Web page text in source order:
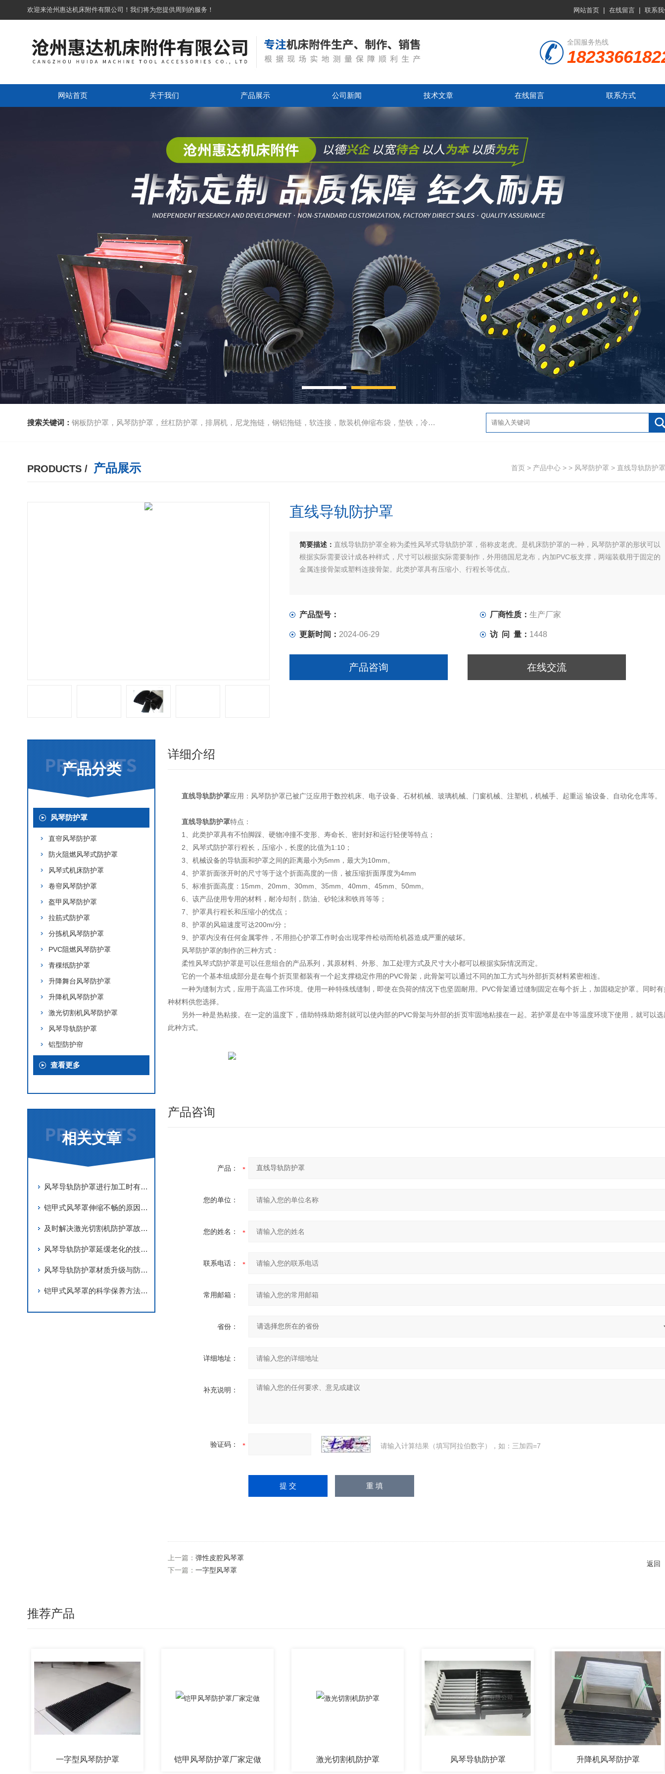
欢迎来沧州惠达机床附件有限公司！我们将为您提供周到的服务！ 网站首页 | 在线留言 | 联系
全国服务热线
网站首页 关于我们 产品展示 公司新闻 技术文章 在线留言 联系方式
搜索关键词： 钢板防护罩，风琴防护罩，丝杠防护罩，排屑机，尼龙拖链，钢铝拖链，软连接，散装机伸缩布袋，垫铁，冷却管，刮屑板
PRODUCTS / 产品展示 首页 > 产品中心 > > 风琴防护罩 > 直线导轨防护罩
直线导轨防护罩
简要描述： 直线导轨防护罩全称为柔性风琴式导轨防护罩，俗称皮老虎。是机床防护罩的一种，风琴防护罩的形状可以
根据实际需要设计成各种样式，尺寸可以根据实际需要制作，外用德国尼龙布，内加PVC板支撑，两端装载用于固定的
金属连接骨架或塑料连接骨架。此类护罩具有压缩小、行程长等优点。
产品型号： 厂商性质： 生产厂家
更新时间： 2024-06-29 访 问 量： 1448
产品咨询 在线交流
产品分类
风琴防护罩
直帘风琴防护罩
防火阻燃风琴式防护罩
风琴式机床防护罩
卷帘风琴防护罩
盔甲风琴防护罩
拉筋式防护罩
分拣机风琴防护罩
PVC阻燃风琴防护罩
青稞纸防护罩
升降舞台风琴防护罩
升降机风琴防护罩
激光切割机风琴防护罩
风琴导轨防护罩
铝型防护帘
查看更多
相关文章
风琴导轨防护罩进行加工时有哪些要求
铠甲式风琴罩伸缩不畅的原因有哪些？
及时解决激光切割机防护罩故障是实现长期稳定防护的关键
风琴导轨防护罩延缓老化的技术手段
风琴导轨防护罩材质升级与防护优化
铠甲式风琴罩的科学保养方法分享
详细介绍
直线导轨防护罩应用：风琴防护罩已被广泛应用于数控机床、电子设备、石材机械、玻璃机械、门窗机械、注塑机，机械手、起重运 输设备、自动化仓库等。
直线导轨防护罩特点：
1、此类护罩具有不怕脚踩、硬物冲撞不变形、寿命长、密封好和运行轻便等特点；
2、风琴式防护罩行程长，压缩小，长度的比值为1:10；
3、机械设备的导轨面和护罩之间的距离最小为5mm，最大为10mm。
4、护罩折面张开时的尺寸等于这个折面高度的一倍，被压缩折面厚度为4mm
5、标准折面高度：15mm、20mm、30mm、35mm、40mm、45mm、50mm。
6、该产品使用专用的材料，耐冷却剂，防油、砂轮沫和铁肖等等；
7、护罩具行程长和压缩小的优点；
8、护罩的风箱速度可达200m/分；
9、护罩内没有任何金属零件，不用担心护罩工作时会出现零件松动而给机器造成严重的破坏。
风琴防护罩的制作的三种方式：
柔性风琴式防护罩是可以任意组合的产品系列，其原材料、外形、加工处理方式及尺寸大小都可以根据实际情况而定。
它的一个基本组成部分是在每个折页里都装有一个起支撑稳定作用的PVC骨架，此骨架可以通过不同的加工方式与外部折页材料紧密相连。
一种为缝制方式，应用于高温工作环境。使用一种特殊线缝制，即使在负荷的情况下也坚固耐用。PVC骨架通过缝制固定在每个折上，加固稳定护罩。同时有
种材料供您选择。
另外一种是热粘接。在一定的温度下，借助特殊助熔剂就可以使内部的PVC骨架与外部的折页牢固地粘接在一起。若护罩是在中等温度环境下使用，就可以选
此种方式。
产品咨询
产品：
您的单位：
您的姓名：
联系电话：
常用邮箱：
省份：
详细地址：
补充说明：
验证码： 请输入计算结果（填写阿拉伯数字），如：三加四=7
上一篇： 弹性皮腔风琴罩
下一篇： 一字型风琴罩
返回
推荐产品
一字型风琴防护罩 铠甲风琴防护罩厂家定做 激光切割机防护罩 风琴导轨防护罩 升降机风琴防护罩